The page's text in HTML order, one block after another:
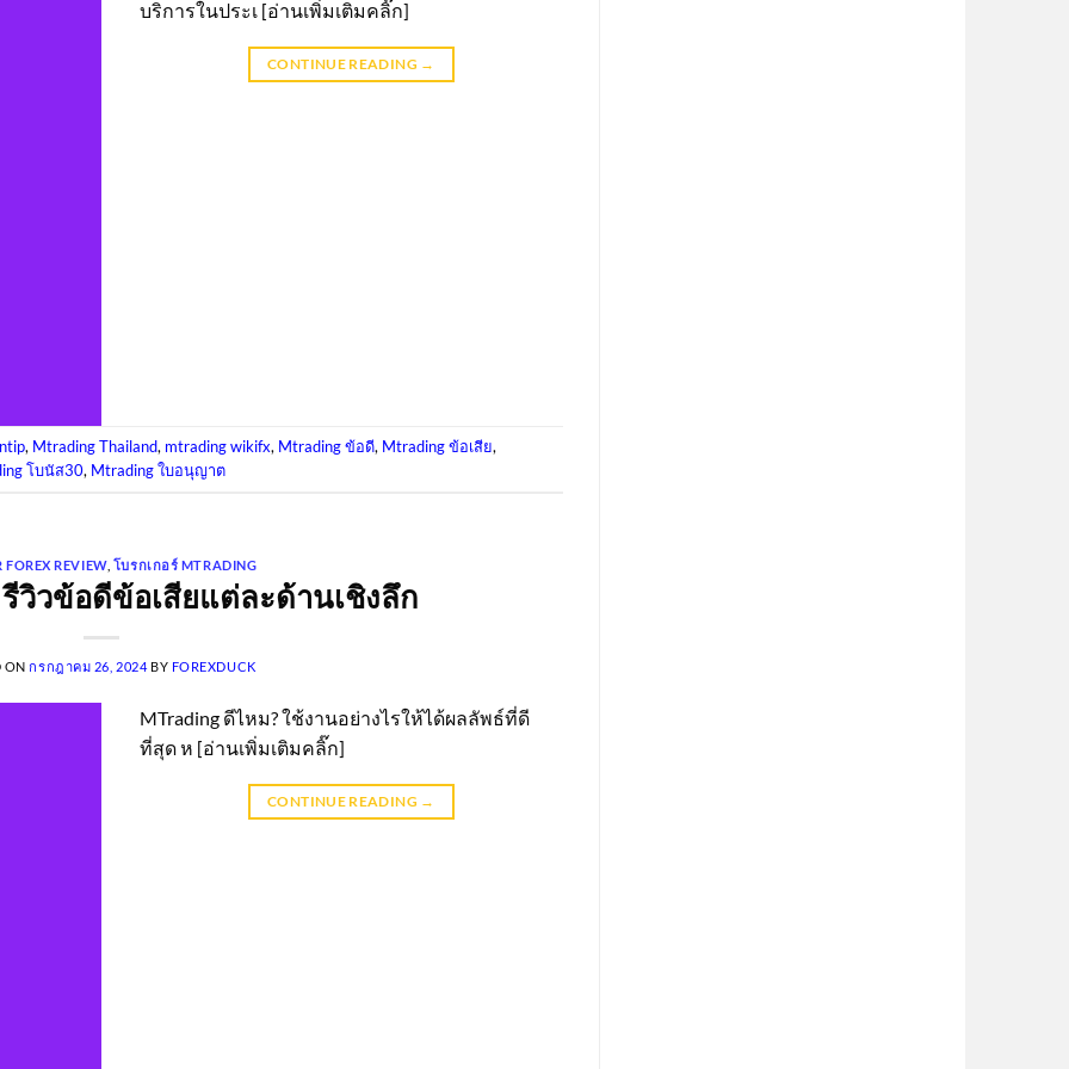
บริการในประเ [อ่านเพิ่มเติมคลิ๊ก]
CONTINUE READING →
, Mtrading Thailand, mtrading wikifx, Mtrading ข้อดี, Mtrading ข้อเสีย,
โบนัส30, Mtrading ใบอนุญาต
FOREX REVIEW, โบรกเกอร์ MTRADING
วิวข้อดีข้อเสียแต่ละด้านเชิงลึก
ON กรกฎาคม 26, 2024 BY FOREXDUCK
MTrading ดีไหม? ใช้งานอย่างไรให้ได้ผลลัพธ์ที่ดี
ที่สุด ห [อ่านเพิ่มเติมคลิ๊ก]
CONTINUE READING →